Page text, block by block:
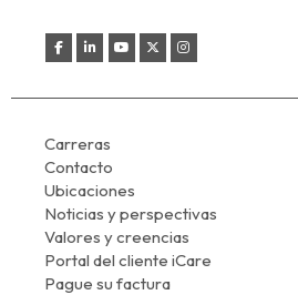
Carreras
Contacto
Ubicaciones
Noticias y perspectivas
Valores y creencias
Portal del cliente iCare
Pague su factura